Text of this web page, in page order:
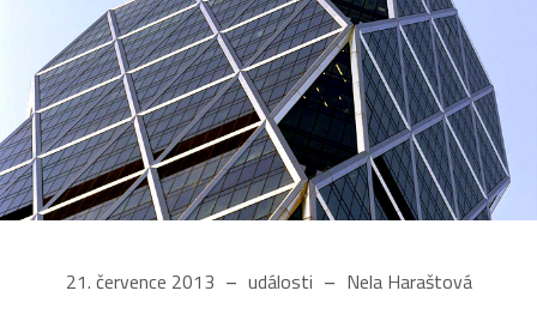
21. července 2013 události Nela Haraštová